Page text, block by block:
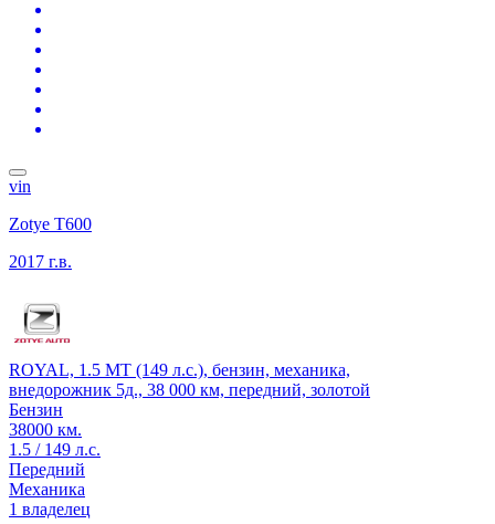
vin
Zotye T600
2017 г.в.
ROYAL, 1.5 MT (149 л.с.), бензин, механика,
внедорожник 5д., 38 000 км, передний, золотой
Бензин
38000 км.
1.5 / 149 л.с.
Передний
Механика
1 владелец